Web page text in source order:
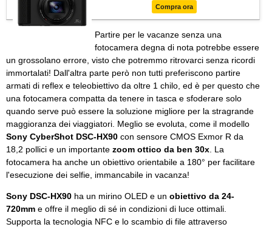
30x, Mirino OLED Tru-Finder, Nero
Compra ora
Partire per le vacanze senza una
fotocamera degna di nota potrebbe essere
un grossolano errore, visto che potremmo ritrovarci senza ricordi
immortalati! Dall'altra parte però non tutti preferiscono partire
armati di reflex e teleobiettivo da oltre 1 chilo, ed è per questo che
una fotocamera compatta da tenere in tasca e sfoderare solo
quando serve può essere la soluzione migliore per la stragrande
maggioranza dei viaggiatori. Meglio se evoluta, come il modello
Sony CyberShot DSC-HX90 con sensore CMOS Exmor R da
18,2 pollici e un importante zoom ottico da ben 30x . La
fotocamera ha anche un obiettivo orientabile a 180° per facilitare
l'esecuzione dei selfie, immancabile in vacanza!
Sony DSC-HX90 ha un mirino OLED e un obiettivo da 24-
720mm e offre il meglio di sé in condizioni di luce ottimali.
Supporta la tecnologia NFC e lo scambio di file attraverso